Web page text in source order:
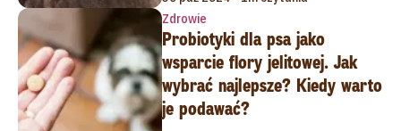
Zdrowie
Probiotyki dla psa jako
wsparcie flory jelitowej. Jak
wybrać najlepsze? Kiedy warto
je podawać?